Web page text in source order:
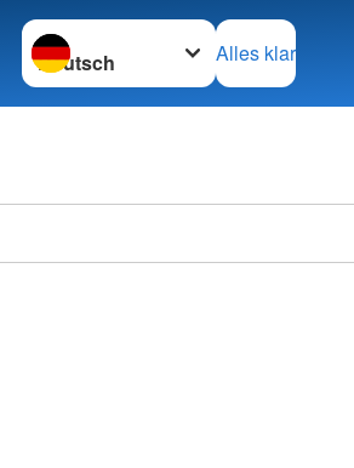
Sprache wechseln zu
Alles klar